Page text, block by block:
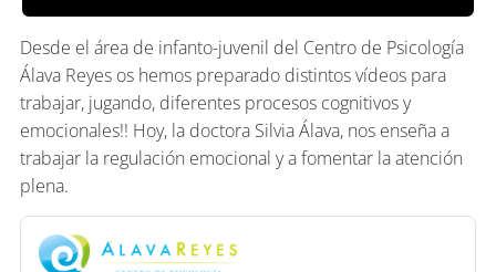
Desde el área de infanto-juvenil del Centro de Psicología
Álava Reyes os hemos preparado distintos vídeos para
trabajar, jugando, diferentes procesos cognitivos y
emocionales!! Hoy, la doctora Silvia Álava, nos enseña a
trabajar la regulación emocional y a fomentar la atención
plena.